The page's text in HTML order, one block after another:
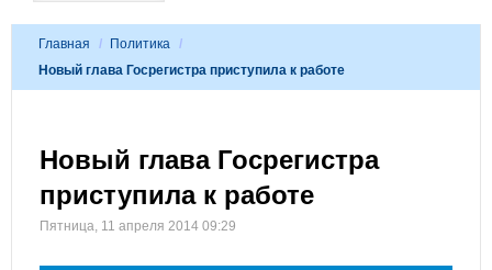
Главная / Политика /
Новый глава Госрегистра приступила к работе
Новый глава Госрегистра
приступила к работе
Пятница, 11 апреля 2014 09:29